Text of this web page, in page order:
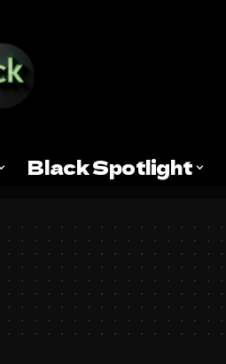
Black Spotlight